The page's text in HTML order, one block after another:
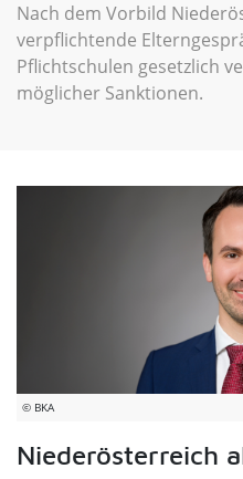
Nach dem Vorbild
verpflichtende
Pflichtschulen gesetzlich
möglicher Sanktionen.
© BKA
Niederösterreich